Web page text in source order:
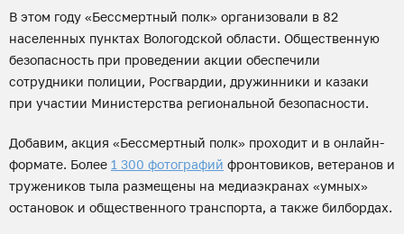
В этом году «Бессмертный полк» организовали в 82
населенных пунктах Вологодской области. Общественную
безопасность при проведении акции обеспечили
сотрудники полиции, Росгвардии, дружинники и казаки
при участии Министерства региональной безопасности.
Добавим, акция «Бессмертный полк» проходит и в онлайн-
формате. Более 1 300 фотографий фронтовиков, ветеранов и
тружеников тыла размещены на медиаэкранах «умных»
остановок и общественного транспорта, а также билбордах.